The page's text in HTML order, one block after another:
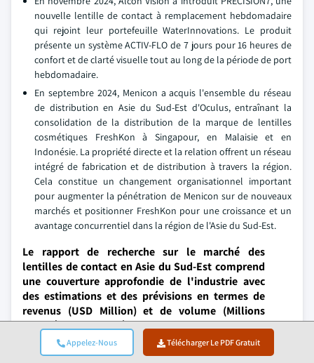
Appelez-Nous Télécharger Le PDF Gratuit
nouvelle lentille de contact à remplacement hebdomadaire
qui rejoint leur portefeuille WaterInnovations. Le produit
présente un système ACTIV-FLO de 7 jours pour 16 heures de
confort et de clarté visuelle tout au long de la période de port
hebdomadaire.
En septembre 2024, Menicon a acquis l'ensemble du réseau
de distribution en Asie du Sud-Est d'Oculus, entraînant la
consolidation de la distribution de la marque de lentilles
cosmétiques FreshKon à Singapour, en Malaisie et en
Indonésie. La propriété directe et la relation offrent un réseau
intégré de fabrication et de distribution à travers la région.
Cela constitue un changement organisationnel important
pour augmenter la pénétration de Menicon sur de nouveaux
marchés et positionner FreshKon pour une croissance et un
avantage concurrentiel dans la région de l'Asie du Sud-Est.
Le rapport de recherche sur le marché des
lentilles de contact en Asie du Sud-Est comprend
une couverture approfondie de l'industrie avec
des estimations et des prévisions en termes de
revenus (USD Million) et de volume (Millions
d'unités) de 2021 à 2034, pour les segments
suivants :